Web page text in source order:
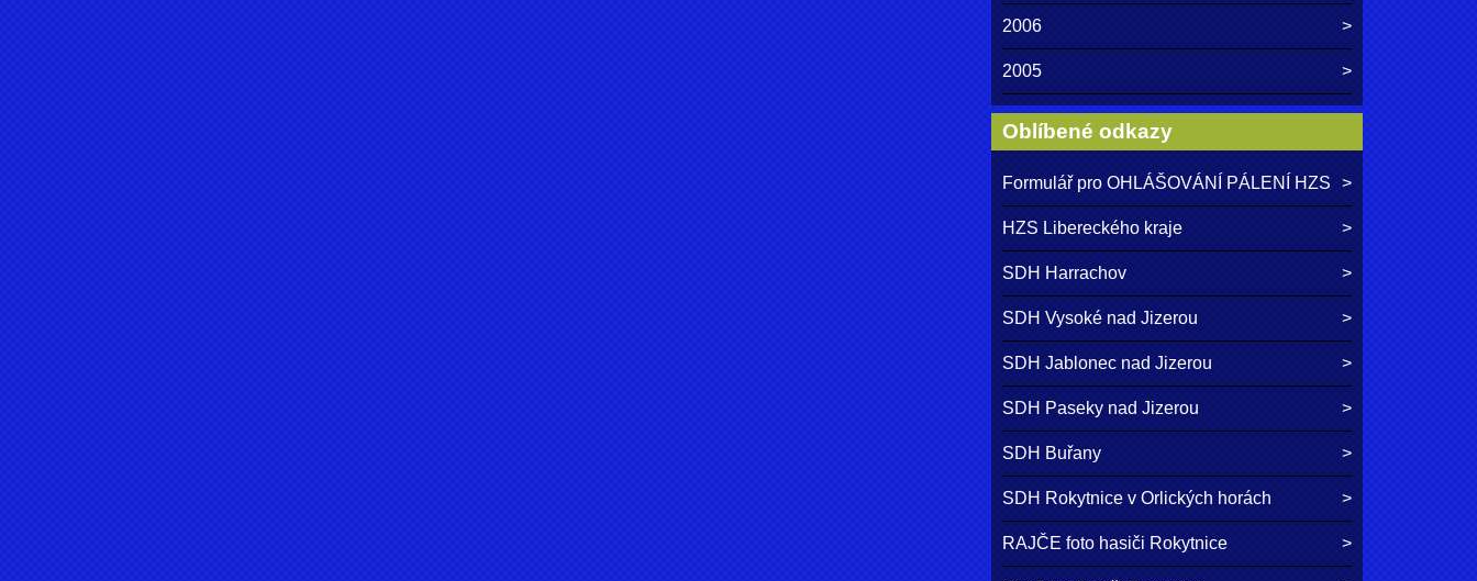
2006
2005
Oblíbené odkazy
Formulář pro OHLÁŠOVÁNÍ PÁLENÍ HZS
HZS Libereckého kraje
SDH Harrachov
SDH Vysoké nad Jizerou
SDH Jablonec nad Jizerou
SDH Paseky nad Jizerou
SDH Buřany
SDH Rokytnice v Orlických horách
RAJČE foto hasiči Rokytnice